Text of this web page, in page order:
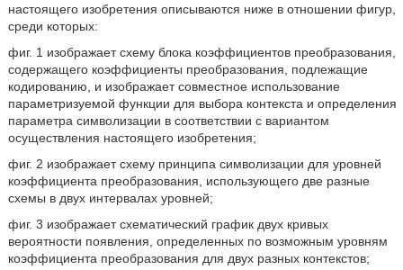
настоящего изобретения описываются ниже в отношении фигур,
среди которых:
фиг. 1 изображает схему блока коэффициентов преобразования,
содержащего коэффициенты преобразования, подлежащие
кодированию, и изображает совместное использование
параметризуемой функции для выбора контекста и определения
параметра символизации в соответствии с вариантом
осуществления настоящего изобретения;
фиг. 2 изображает схему принципа символизации для уровней
коэффициента преобразования, использующего две разные
схемы в двух интервалах уровней;
фиг. 3 изображает схематический график двух кривых
вероятности появления, определенных по возможным уровням
коэффициента преобразования для двух разных контекстов;